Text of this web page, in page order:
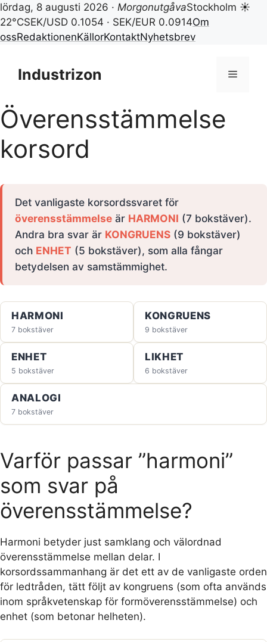
lördag, 8 augusti 2026 · MorgonutgåvaStockholm ☀
22°CSEK/USD 0.1054 · SEK/EUR 0.0914Om
ossRedaktionenKällorKontaktNyhetsbrev
innehållIndustrizon Meny
Överensstämmelse
korsord
Det vanligaste korsordssvaret för
överensstämmelseär HARMONI (7 bokstäver).
Andra bra svar är KONGRUENS(9 bokstäver)
och ENHET (5 bokstäver), som alla fångar
betydelsen av samstämmighet.
HARMONI
7 bokstäver
KONGRUENS
9 bokstäver
ENHET
5 bokstäver
LIKHET
6 bokstäver
ANALOGI
7 bokstäver
Varför passar ”harmoni”
som svar på
överensstämmelse?
Harmoni betyder just samklang och välordnad
överensstämmelse mellan delar. I
korsordssammanhang är det ett av de vanligaste orden
för ledtråden, tätt följt av kongruens (som ofta används
inom språkvetenskap för formöverensstämmelse) och
enhet (som betonar helheten).